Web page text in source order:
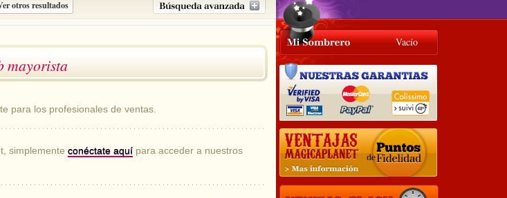
mayorista
para los profesionales de ventas.
simplemente conéctate aquí para acceder a nuestros
Vacío